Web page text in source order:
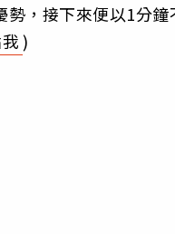
勢，接下來便以1分鐘
)